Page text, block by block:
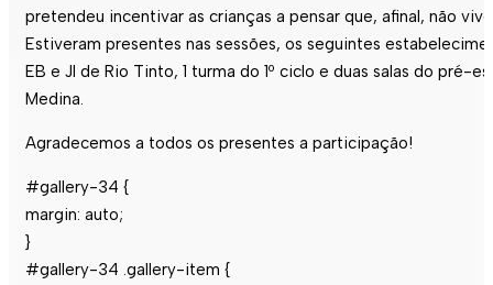
pretendeu incentivar as crianças a pensar que, afinal, não
Estiveram presentes nas sessões, os seguintes
EB e JI de Rio Tinto, 1 turma do 1º ciclo e duas salas do pré-
Medina.
Agradecemos a todos os presentes a participação!
#gallery-34 {
margin: auto;
}
#gallery-34 .gallery-item {